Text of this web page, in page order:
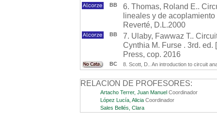
BB
6. Thomas, Roland E..
lineales y de
Reverté, D.L.2000
BB
7. Ulaby, Fawwaz T..
Cynthia M. Furse . 3rd.
Press, cop. 2016
BC 8. Scott, D.. An introduction to circuit
RELACION DE PROFESORES:
Artacho Terrer, Juan Manuel Coordinador
López Lucía, Alicia Coordinador
Sales Bellés, Clara